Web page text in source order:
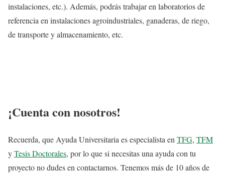
instalaciones, etc.). Además, podrás trabajar en laboratorios de
referencia en instalaciones agroindustriales, ganaderas, de riego,
de transporte y almacenamiento, etc.
¡Cuenta con nosotros!
Recuerda, que Ayuda Universitaria es especialista en TFG, TFM
yTesis Doctorales, por lo que si necesitas una ayuda con tu
proyecto no dudes en contactarnos. Tenemos más de 10 años de